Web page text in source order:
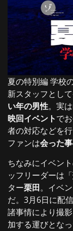
夏の特別編 学校
新スタッフとし
い年の男性。実
映回イベントで
者の対応などを
ファンは会った
ちなみにイベン
ッフリーダーは「
ター栗田。イベ
だ。3月6日に配
諸事情により撮影
加する運びとなっ